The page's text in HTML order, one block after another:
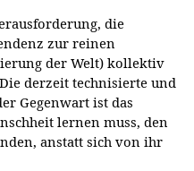
die
zur reinen
der Welt) kollektiv
derzeit technisierte und
Gegenwart ist das
lernen muss, den
anstatt sich von ihr